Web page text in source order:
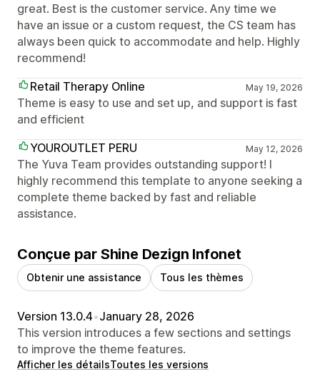
great. Best is the customer service. Any time we
have an issue or a custom request, the CS team has
always been quick to accommodate and help. Highly
recommend!
Retail Therapy Online
May 19, 2026
Theme is easy to use and set up, and support is fast
and efficient
YOUROUTLET PERU
May 12, 2026
The Yuva Team provides outstanding support! I
highly recommend this template to anyone seeking a
complete theme backed by fast and reliable
assistance.
Conçue par Shine Dezign Infonet
Obtenir une assistance Tous les thèmes
Version 13.0.4•January 28, 2026
This version introduces a few sections and settings
to improve the theme features.
Afficher les détailsToutes les versions